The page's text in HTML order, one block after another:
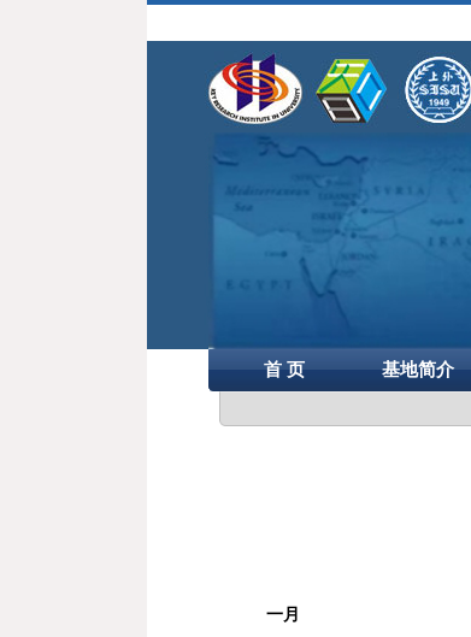
首 页 基地简介
一月